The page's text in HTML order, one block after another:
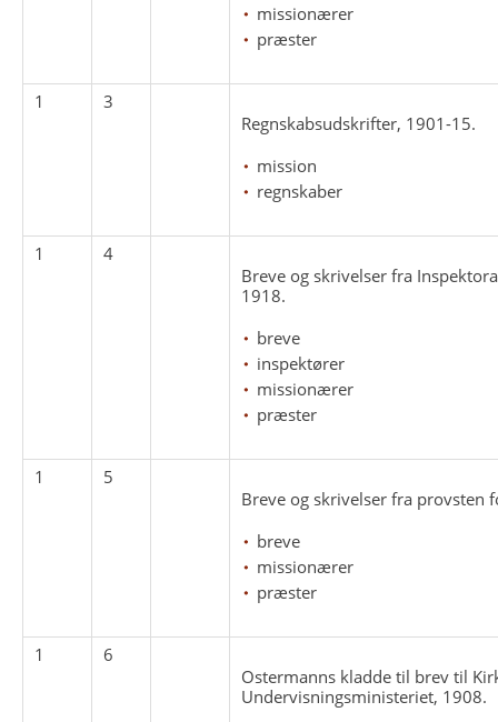
missionærer
præster
1
3
Regnskabsudskrifter, 1901-15.
mission
regnskaber
1
4
Breve og skrivelser fra
1918.
breve
inspektører
missionærer
præster
1
5
Breve og skrivelser fra provsten
breve
missionærer
præster
1
6
Ostermanns kladde til brev til
Undervisningsministeriet, 1908.